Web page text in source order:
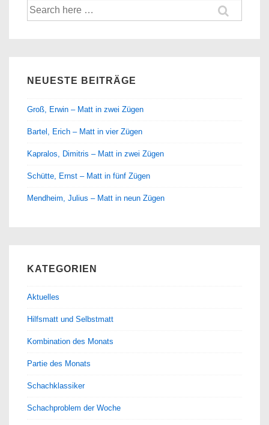
Suche
nach:
NEUESTE BEITRÄGE
Groß, Erwin – Matt in zwei Zügen
Bartel, Erich – Matt in vier Zügen
Kapralos, Dimitris – Matt in zwei Zügen
Schütte, Ernst – Matt in fünf Zügen
Mendheim, Julius – Matt in neun Zügen
KATEGORIEN
Aktuelles
Hilfsmatt und Selbstmatt
Kombination des Monats
Partie des Monats
Schachklassiker
Schachproblem der Woche